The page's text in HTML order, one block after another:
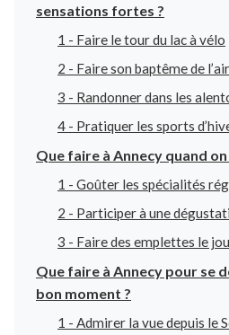
sensations fortes ?
1 - Faire le tour du lac à vélo
2 - Faire son baptême de l’air
3 - Randonner dans les
4 - Pratiquer les sports
Que faire à Annecy quand
1 - Goûter les spécialités
2 - Participer à une
3 - Faire des emplettes le
Que faire à Annecy pour se
bon moment ?
1 - Admirer la vue depuis le